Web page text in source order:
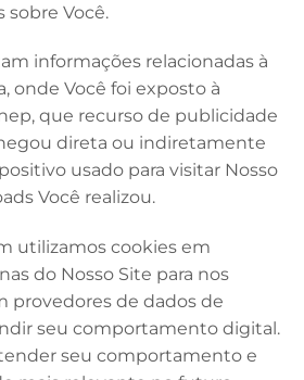
sobre Você.
informações relacionadas à
onde Você foi exposto à
que recurso de publicidade
direta ou indiretamente
usado para visitar Nosso
Você realizou.
utilizamos cookies em
do Nosso Site para nos
provedores de dados de
seu comportamento digital.
seu comportamento e